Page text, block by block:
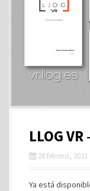
LLOG
28 febrero, 2021
Ya está